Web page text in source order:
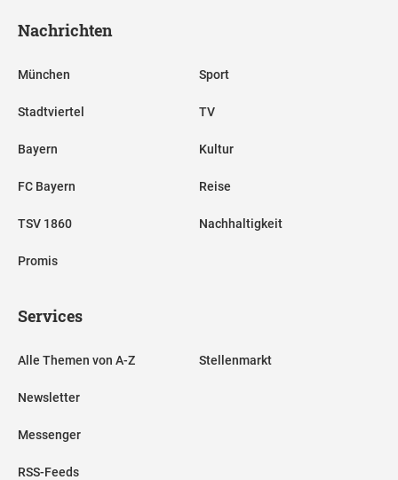
Nachrichten
München
Stadtviertel
Bayern
FC Bayern
TSV 1860
Promis
Sport
TV
Kultur
Reise
Nachhaltigkeit
Services
Alle Themen von A-Z
Newsletter
Messenger
RSS-Feeds
Stellenmarkt